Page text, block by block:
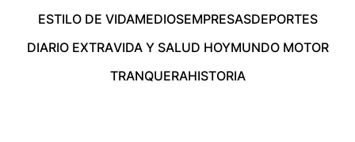
ESTILO DE VIDAMEDIOSEMPRESASDEPORTES
DIARIO EXTRAVIDA Y SALUD HOYMUNDO MOTOR
TRANQUERAHISTORIA